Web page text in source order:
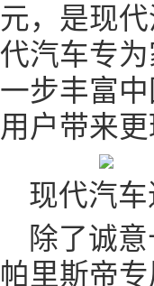
元，是现
代汽车专
一步丰富
用户带来
现代汽
除了诚
帕里斯帝